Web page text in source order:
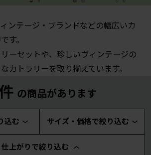
ンテージ・ブランドなどの幅広いカ
す。
ーセットや、珍しいヴィンテージの
カトラリーを取り揃えています。
の商品があります
込む サイズ・価格で絞り込む
仕上がりで絞り込む